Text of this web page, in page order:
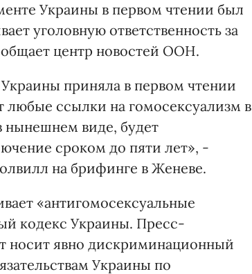
Украины в первом чтении был
уголовную ответственность за
центр новостей ООН.
приняла в первом чтении
любые ссылки на гомосексуализм в
нынешнем виде, будет
сроком до пяти лет», -
на брифинге в Женеве.
«антигомосексуальные
кодекс Украины. Пресс-
носит явно дискриминационный
Украины по